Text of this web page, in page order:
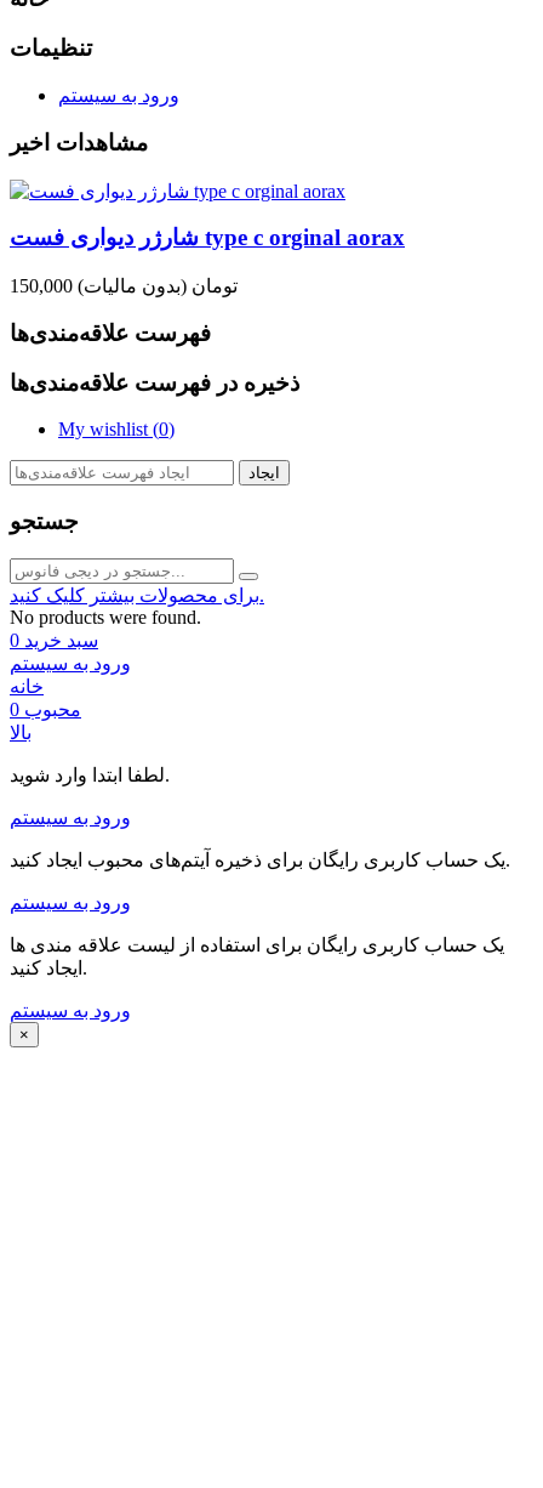
تنظیمات
ورود به سیستم
مشاهدات اخیر
شارژر دیواری فست type c orginal aorax
150,000 تومان (بدون مالیات)
فهرست علاقه‌مندی‌ها
ذخیره در فهرست علاقه‌مندی‌ها
My wishlist (0)
ایجاد
جستجو
برای محصولات بیشتر کلیک کنید.
No products were found.
سبد خرید 0
ورود به سیستم
خانه
محبوب 0
بالا
لطفا ابتدا وارد شوید.
ورود به سیستم
یک حساب کاربری رایگان برای ذخیره آیتم‌های محبوب ایجاد کنید.
ورود به سیستم
یک حساب کاربری رایگان برای استفاده از لیست علاقه مندی ها
ایجاد کنید.
ورود به سیستم
×